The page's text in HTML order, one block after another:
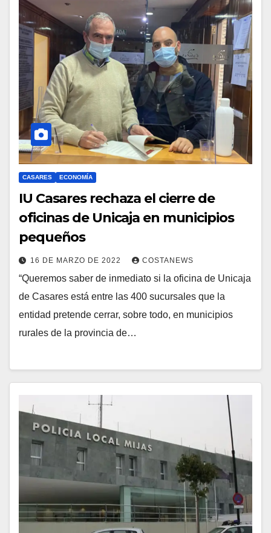
CASARES ECONOMÍA
IU Casares rechaza el cierre de
oficinas de Unicaja en municipios
pequeños
16 DE MARZO DE 2022 COSTANEWS
“Queremos saber de inmediato si la oficina de Unicaja
de Casares está entre las 400 sucursales que la
entidad pretende cerrar, sobre todo, en municipios
rurales de la provincia de…